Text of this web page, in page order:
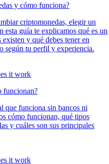
y cómo funciona?
criptomonedas, elegir un
esta guía te explicamos qué es un
y qué debes tener en
según tu perfil y experiencia.
funcionan?
que funciona sin bancos ni
cómo funcionan, qué tipos
y cuáles son sus principales